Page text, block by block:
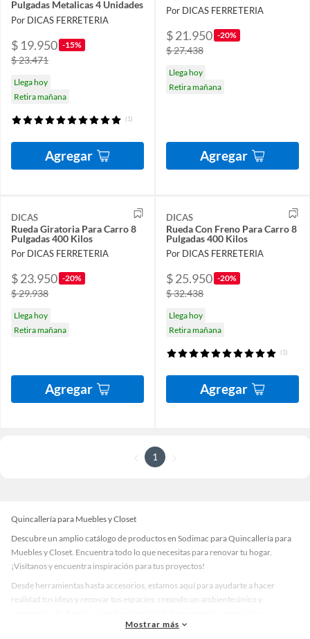
Pulgadas Metalicas 4 Unidades
Por DICAS FERRETERIA
$ 19.950 -15%
$ 23.471
Llega hoy
Retira mañana
(1)
Agregar
Por DICAS FERRETERIA
$ 21.950 -20%
$ 27.438
Llega hoy
Retira mañana
Agregar
DICAS
Rueda Giratoria Para Carro 8
Pulgadas 400 Kilos
Por DICAS FERRETERIA
$ 23.950 -20%
$ 29.938
Llega hoy
Retira mañana
Agregar
DICAS
Rueda Con Freno Para Carro 8
Pulgadas 400 Kilos
Por DICAS FERRETERIA
$ 25.950 -20%
$ 32.438
Llega hoy
Retira mañana
(1)
Agregar
1
Quincallería para Muebles y Closet
Descubre un amplio catálogo de productos en Sodimac para Quincallería para
Muebles y Closet. Encuentra todo lo que necesitas para renovar tu hogar.
¡Visítanos y encuentra inspiración para tus proyectos!
Desde herramientas hasta accesorios, estamos aquí para ayudarte a hacer
realidad tus ideas y renovar tus espacios, creando un ambiente único y
accesorios de calidad que te ayudarán a crear un espacio más tú.
Mostrar más